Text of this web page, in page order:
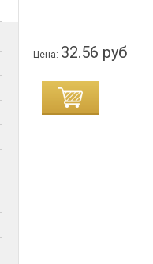
Цена: 32.56 руб